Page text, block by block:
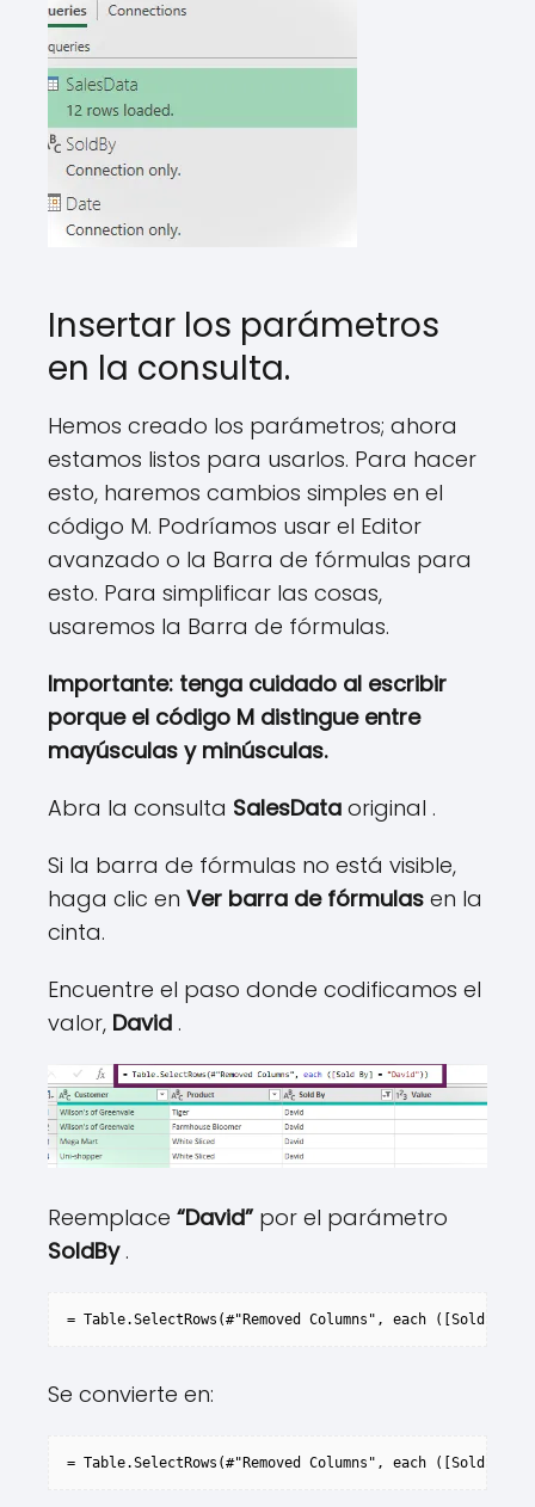
Insertar los parámetros
en la consulta.
Hemos creado los parámetros; ahora
estamos listos para usarlos. Para hacer
esto, haremos cambios simples en el
código M. Podríamos usar el Editor
avanzado o la Barra de fórmulas para
esto. Para simplificar las cosas,
usaremos la Barra de fórmulas.
Importante: tenga cuidado al escribir
porque el código M distingue entre
mayúsculas y minúsculas.
Abra la consulta SalesData original .
Si la barra de fórmulas no está visible,
haga clic en Ver barra de fórmulas en la
cinta.
Encuentre el paso donde codificamos el
valor, David .
Reemplace “David”por el parámetro
SoldBy.
= Table.SelectRows(#"Removed Columns", each ([Sold By]
Se convierte en:
= Table.SelectRows(#"Removed Columns", each ([Sold By]